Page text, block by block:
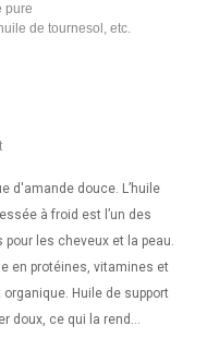
pure
de tournesol, etc.
d'amande douce. L’huile
à froid est l’un des
les cheveux et la peau.
en protéines, vitamines et
Huile de support
doux, ce qui la rend